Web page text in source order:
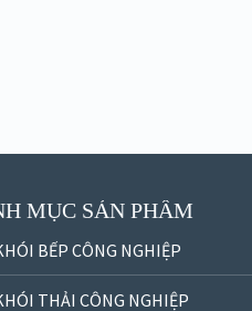
MỤC SẢN PHẨM
BẾP CÔNG NGHIỆP
THẢI CÔNG NGHIỆP